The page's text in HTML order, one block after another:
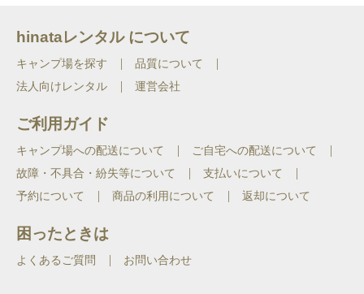
重量（片足） 260g
カラー LILY PAD/ORCHID BLOOM
ドロップ 8mm
hinataレンタル について
キャンプ場を探す
品質について
法人向けレンタル
運営会社
ご利用ガイド
キャンプ場への配送について
ご自宅への配送について
故障・不具合・紛失等について
支払いについて
予約について
商品の利用について 返却について
困ったときは
よくあるご質問 お問い合わせ